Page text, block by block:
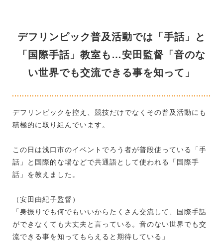
デフリンピック普及活動では「手話」と
「国際手話」教室も…安田監督「音のな
い世界でも交流できる事を知って」
デフリンピックを控え、競技だけでなくその普及活動にも
積極的に取り組んでいます。
この日は浅口市のイベントでろう者が普段使っている「手
話」と国際的な場などで共通語として使われる「国際手
話」を教えました。
（安田由紀子監督）
「身振りでも何でもいいからたくさん交流して、国際手話
ができなくても大丈夫と言っている。音のない世界でも交
流できる事を知ってもらえると期待している」